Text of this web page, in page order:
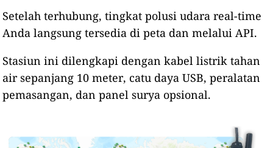
Setelah terhubung, tingkat polusi udara real-time
Anda langsung tersedia di peta dan melalui API.
Stasiun ini dilengkapi dengan kabel listrik tahan
air sepanjang 10 meter, catu daya USB, peralatan
pemasangan, dan panel surya opsional.